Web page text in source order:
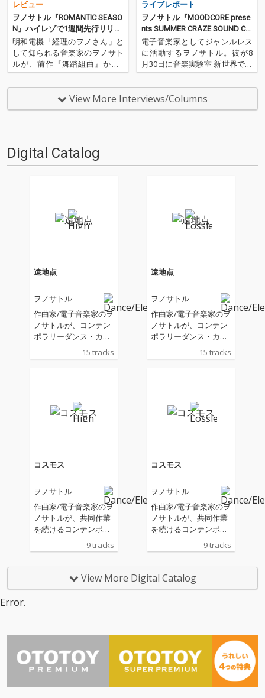
レビュー
ヲノサトル『ROMANTIC SEASO
N』ハイレゾで1週間先行リリー
ス&DUB MASTER X によるスペ
シャル・リミックスをフリー配
信
明和電機「経理のヲノさん」と
して知られる音楽家のヲノサト
ルが、前作『舞踏組曲』から2
年半ぶりとなるオリジナル・ア
ルバム『ロマンティック・シー
ズン』をリリース。甘くムーデ
ィな電子音楽 = ムード・エレク
ライブレポート
ヲノサトル『MOODCORE prese
nts SUMMER CRAZE SOUND CR
UISE』
電子音楽家としてジャンルレス
に活動するヲノサトル。彼が8
月30日に音楽実験室 新世界で行
ったライヴ『MOODCORE pres
ents SUMMER CRAZE SOUND C
RUISE』の録音音源を配信開始!!
様々なアーティストとコラボレ
View More Interviews/Columns
Digital Catalog
遠地点
ヲノサトル
作曲家/電子音楽家のヲ
ノサトルが、コンテン
ポラリーダンス・カン
パニー「Co.山田うん」
の舞台「遠地点」(202
用に自らエディット＆
リマスタリング。エレ
ンビエントまで、BGM
なサウンドトラック
集。
15 tracks
遠地点
ヲノサトル
作曲家/電子音楽家のヲ
ノサトルが、コンテン
ポラリーダンス・カン
パニー「Co.山田うん」
の舞台「遠地点」(202
用に自らエディット＆
リマスタリング。エレ
ンビエントまで、BGM
なサウンドトラック
集。
15 tracks
コスモス
ヲノサトル
作曲家/電子音楽家のヲ
ノサトルが、共同作業
を続けるコンテンポラ
リーダンス・カンパニ
ー「Co.山田うん」の舞
のために制作したオリ
ジナル・サウンドトラ
の民族音楽を思わせる
プリミティヴなビート
や静謐なアンビエント
まで、想像力を刺激す
9 tracks
コスモス
ヲノサトル
作曲家/電子音楽家のヲ
ノサトルが、共同作業
を続けるコンテンポラ
リーダンス・カンパニ
ー「Co.山田うん」の舞
のために制作したオリ
ジナル・サウンドトラ
験的な音響から、架空
の民族音楽を思わせる
プリミティヴなビート
や静謐なアンビエント
まで、想像力を刺激す
9 tracks
View More Digital Catalog
Error.